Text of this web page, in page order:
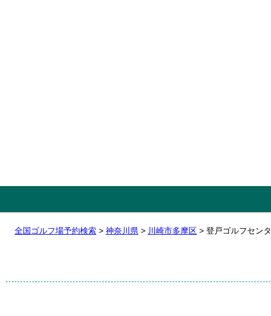
全国ゴルフ場予約検索 > 神奈川県 > 川崎市多摩区 > 登戸ゴルフセン